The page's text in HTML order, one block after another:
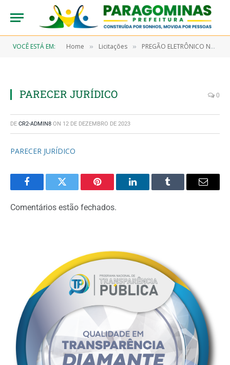
VOCÊ ESTÁ EM: Home » Licitações » PREGÃO ELETRÔNICO N° 9/2022-00088 (CONTRATAÇÃO DE EMPRESA ESPECIALIZADA PARA PRESTAÇÃO DE SERVIÇO RELACIONADO À LEITURA DE PEÇA ANATÔMICA DE EXAME HISPATOLÓGICO, OBJETIVANDO ATENDER AOS PACIENTES DO PROGRAMA SAÚDE DA MULHER E HOSPITAL MUNICIPAL DE PARAGOMINAS)
PARECER JURÍDICO 0
DE CR2-ADMIN8 ON 12 DE DEZEMBRO DE 2023
PARECER JURÍDICO
FacebookTwitter Pinterest LinkedInTumblr Email
Comentários estão fechados.